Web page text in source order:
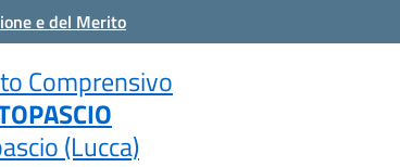
e del Merito
Comprensivo
(Lucca)